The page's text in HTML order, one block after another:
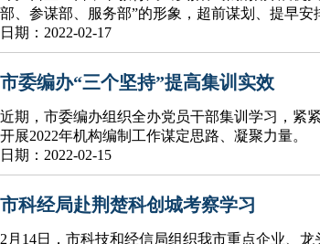
部、参谋部、服务部”的形象，超前谋划、提早安
日期：2022-02-17
市委编办“三个坚持”提高集训实效
近期，市委编办组织全办党员干部集训学习，紧
开展2022年机构编制工作谋定思路、凝聚力量。
日期：2022-02-15
市科经局赴荆楚科创城考察学习
2月14日，市科技和经信局组织我市重点企业、